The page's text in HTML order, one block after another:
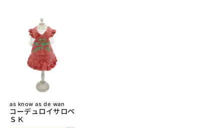
as know as de wan
コーデュロイサロペ
ＳＫ